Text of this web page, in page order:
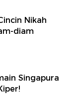
Nikah
diam
Singapura